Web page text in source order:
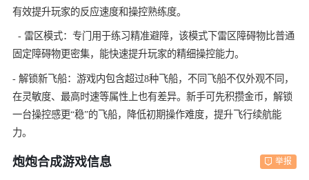
有效提升玩家的反应速度和操控熟练度。
- 雷区模式：专门用于练习精准避障，该模式下雷区障碍物比普通
固定障碍物更密集，能快速提升玩家的精细操控能力。
- 解锁新飞船：游戏内包含超过8种飞船，不同飞船不仅外观不同，
在灵敏度、最高时速等属性上也有差异。新手可先积攒金币，解锁
一台操控感更“稳”的飞船，降低初期操作难度，提升飞行续航能
力。
炮炮合成游戏信息 举报